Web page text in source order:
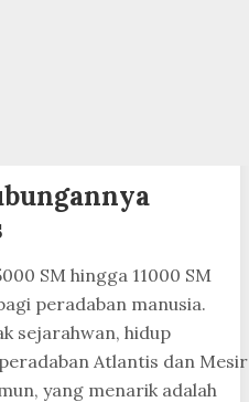
SM hingga 11000 SM
peradaban manusia.
sejarahwan, hidup
Atlantis dan Mesir
yang menarik adalah